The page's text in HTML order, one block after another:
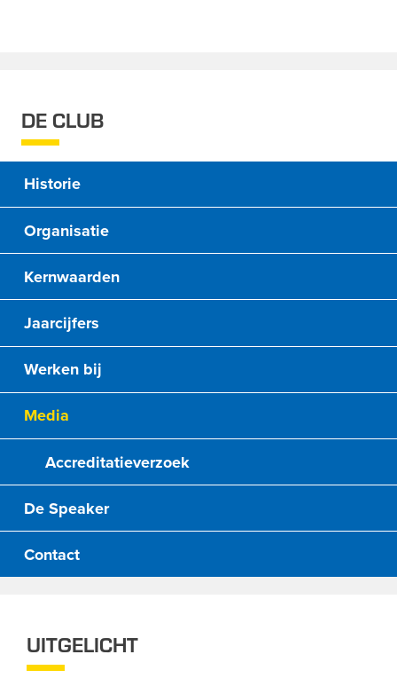
DE CLUB
Historie
Organisatie
Kernwaarden
Jaarcijfers
Werken bij
Media
Accreditatieverzoek
De Speaker
Contact
UITGELICHT